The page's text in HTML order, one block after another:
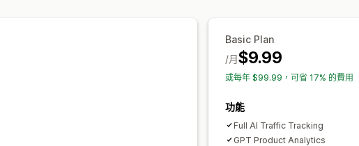
Basic Plan
$9.99
/月
或每年 $99.99，可省 17% 的費用
功能
Full AI Traffic Tracking
GPT Product Analytics